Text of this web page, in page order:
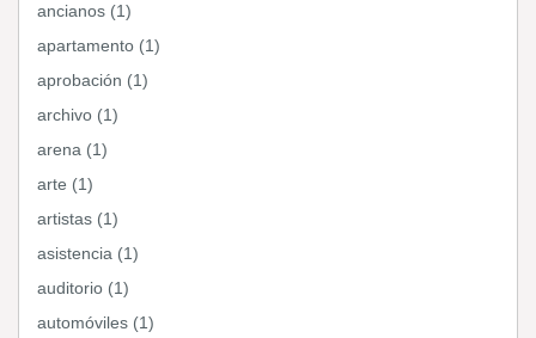
ancianos (1)
apartamento (1)
aprobación (1)
archivo (1)
arena (1)
arte (1)
artistas (1)
asistencia (1)
auditorio (1)
automóviles (1)